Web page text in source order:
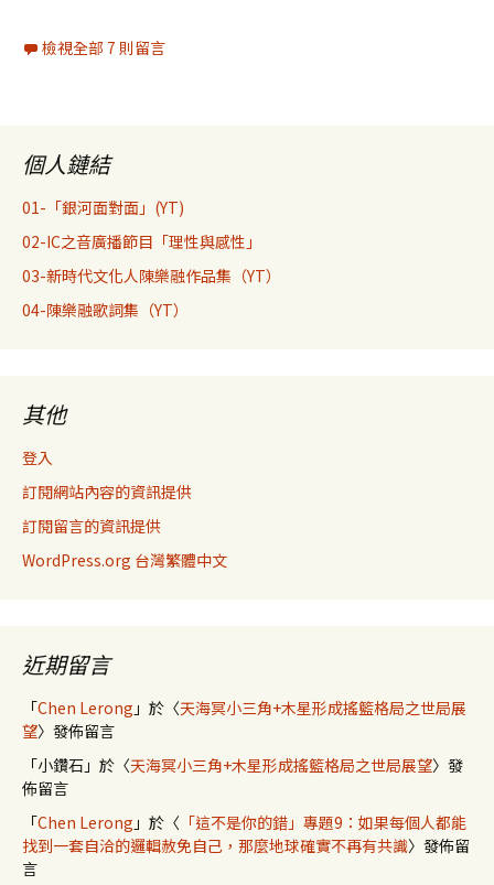
檢視全部 7 則留言
個人鏈結
01-「銀河面對面」(YT)
02-IC之音廣播節目「理性與感性」
03-新時代文化人陳樂融作品集（YT）
04-陳樂融歌詞集（YT）
其他
登入
訂閱網站內容的資訊提供
訂閱留言的資訊提供
WordPress.org 台灣繁體中文
近期留言
「Chen Lerong 」於〈天海冥小三角+木星形成搖籃格局之世局展
望〉發佈留言
「小鑽石 」於〈天海冥小三角+木星形成搖籃格局之世局展望〉發
佈留言
「Chen Lerong 」於〈 「這不是你的錯」專題9：如果每個人都能
找到一套自洽的邏輯赦免自己，那麼地球確實不再有共識〉發佈留
言